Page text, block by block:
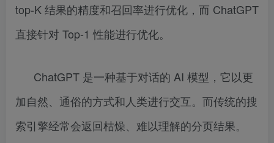
top-K 结果的精度和召回率进行优化，而 ChatGPT
直接针对 Top-1 性能进行优化。
ChatGPT 是一种基于对话的 AI 模型，它以更
加自然、通俗的方式和人类进行交互。而传统的搜
索引擎经常会返回枯燥、难以理解的分页结果。